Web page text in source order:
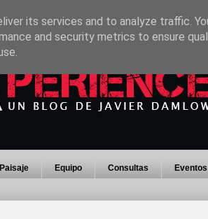
Paisaje Equipo Consultas Eventos
its services and to analyze traffic.
and security metrics to ensure